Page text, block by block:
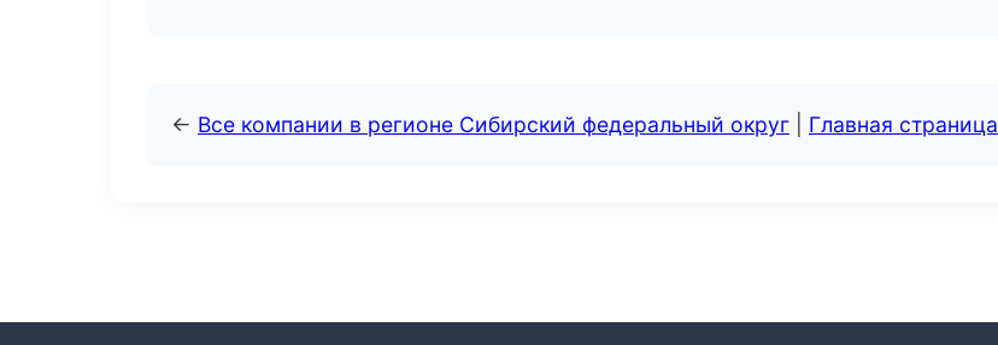
← Все компании в регионе Сибирский федеральный округ Главная страница